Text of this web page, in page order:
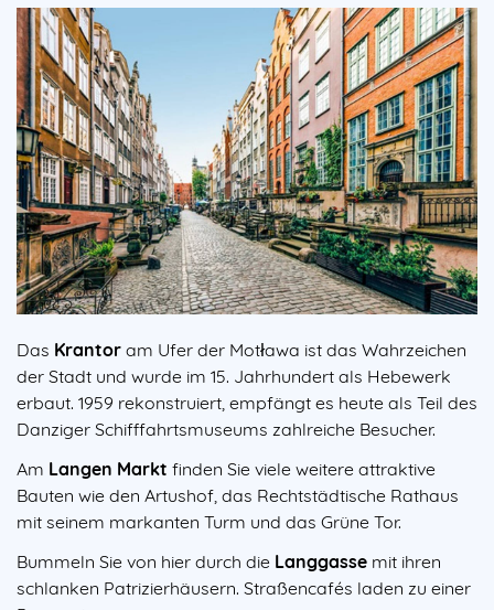
Das Krantor am Ufer der Motława ist das Wahrzeichen
der Stadt und wurde im 15. Jahrhundert als Hebewerk
erbaut. 1959 rekonstruiert, empfängt es heute als Teil des
Danziger Schifffahrtsmuseums zahlreiche Besucher.
Am Langen Markt finden Sie viele weitere attraktive
Bauten wie den Artushof, das Rechtstädtische Rathaus
mit seinem markanten Turm und das Grüne Tor.
Bummeln Sie von hier durch die Langgasse mit ihren
schlanken Patrizierhäusern. Straßencafés laden zu einer